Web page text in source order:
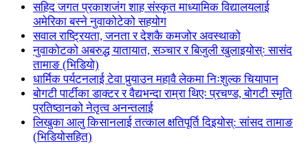
सहिद जगत प्रकाशजंग शाह संस्कृत माध्यामिक विद्यालयलाई
अमेरिका बस्ने नुवाकोटेको सहयोग
सवाल राष्ट्रियता, जनता र देशकै कमजोर अवस्थाको
नुवाकोटको अबरुद्ध यातायात, सञ्चार र बिजुली खुलाइयोस्ः सासंद
तामाङ (भिडियो)
धार्मिक पर्यटनलाई टेवा पुर्‍याउन महावै लेकमा निःशुल्क चियापान
बोगटी पार्टीका डाक्टर र वैद्यभन्दा राम्रा थिएः प्रचण्ड, बोगटी स्मृति
प्रतिष्ठानको नेतृत्व अनन्तलाई
लिखुका आलु किसानलाई तत्काल क्षतिपूर्ति दिइयोस्: सांसद तामाङ
(भिडियोसहित)